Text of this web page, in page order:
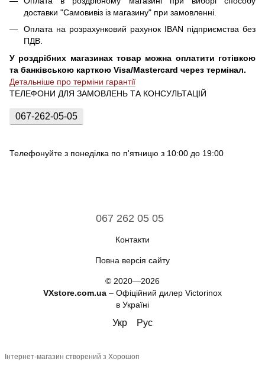
доставки "Самовивіз із магазину" при замовленні.
Оплата на розрахунковий рахунок IBAN підприємства без
ПДВ.
У роздрібних магазинах товар можна оплатити готівкою
та банківською карткою Visa/Mastercard через термінал.
Детальніше про терміни гарантії
ТЕЛЕФОНИ ДЛЯ ЗАМОВЛЕНЬ ТА КОНСУЛЬТАЦІЙ
067-262-05-05
Телефонуйте з понеділка по п'ятницю з 10:00 до 19:00
067 262 05 05
Контакти
Повна версія сайту
© 2020—2026
VXstore.com.ua – Офіційний дилер Victorinox
в Україні
Укр Рус
Інтернет-магазин створений з Хорошоп